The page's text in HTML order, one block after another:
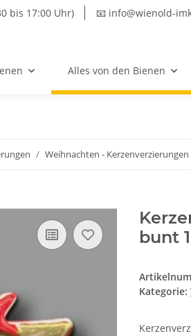
bis 17:00 Uhr) 📧 info@wienold-
Alles von den Bienen
Weihnachten - Kerzenverzierungen
bunt
Kategorie: